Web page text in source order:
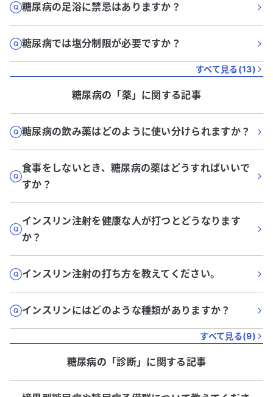
糖尿病の足浴に禁忌はありますか？
糖尿病では塩分制限が必要ですか？
すべて見る(13)
糖尿病の「薬」に関する記事
糖尿病の飲み薬はどのように使い分けられますか？
食事をしないとき、糖尿病の薬はどうすればいいで
すか？
インスリン注射を健康な人が打つとどうなります
か？
インスリン注射の打ち方を教えてください。
インスリンにはどのような種類がありますか？
すべて見る(9)
糖尿病の「診断」に関する記事